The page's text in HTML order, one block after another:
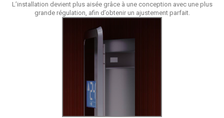
L’installation devient plus aisée grâce à une conception avec une plus
grande régulation, afin d’obtenir un ajustement parfait.